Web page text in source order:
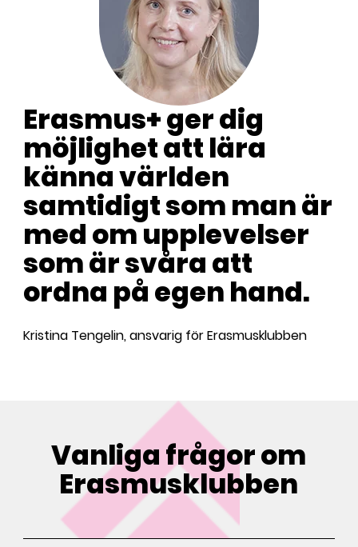
Erasmus+ ger dig
möjlighet att lära
känna världen
samtidigt som man är
med om upplevelser
som är svåra att
ordna på egen hand.
Kristina Tengelin, ansvarig för Erasmusklubben
Vanliga frågor om
Erasmusklubben